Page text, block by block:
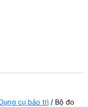
cụ bảo trì / Bộ đo